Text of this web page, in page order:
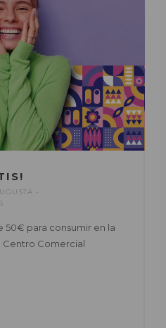
50€ para consumir en la
Centro Comercial